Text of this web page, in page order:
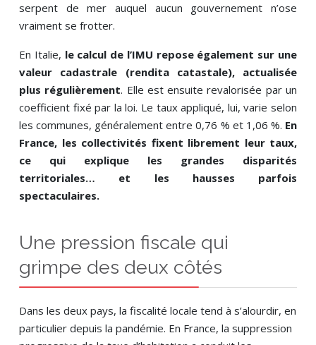
serpent de mer auquel aucun gouvernement n’ose
vraiment se frotter.
En Italie, le calcul de l’IMU repose également sur une
valeur cadastrale (rendita catastale), actualisée
plus régulièrement. Elle est ensuite revalorisée par un
coefficient fixé par la loi. Le taux appliqué, lui, varie selon
les communes, généralement entre 0,76 % et 1,06 %. En
France, les collectivités fixent librement leur taux,
ce qui explique les grandes disparités
territoriales… et les hausses parfois
spectaculaires.
Une pression fiscale qui
grimpe des deux côtés
Dans les deux pays, la fiscalité locale tend à s’alourdir, en
particulier depuis la pandémie. En France, la suppression